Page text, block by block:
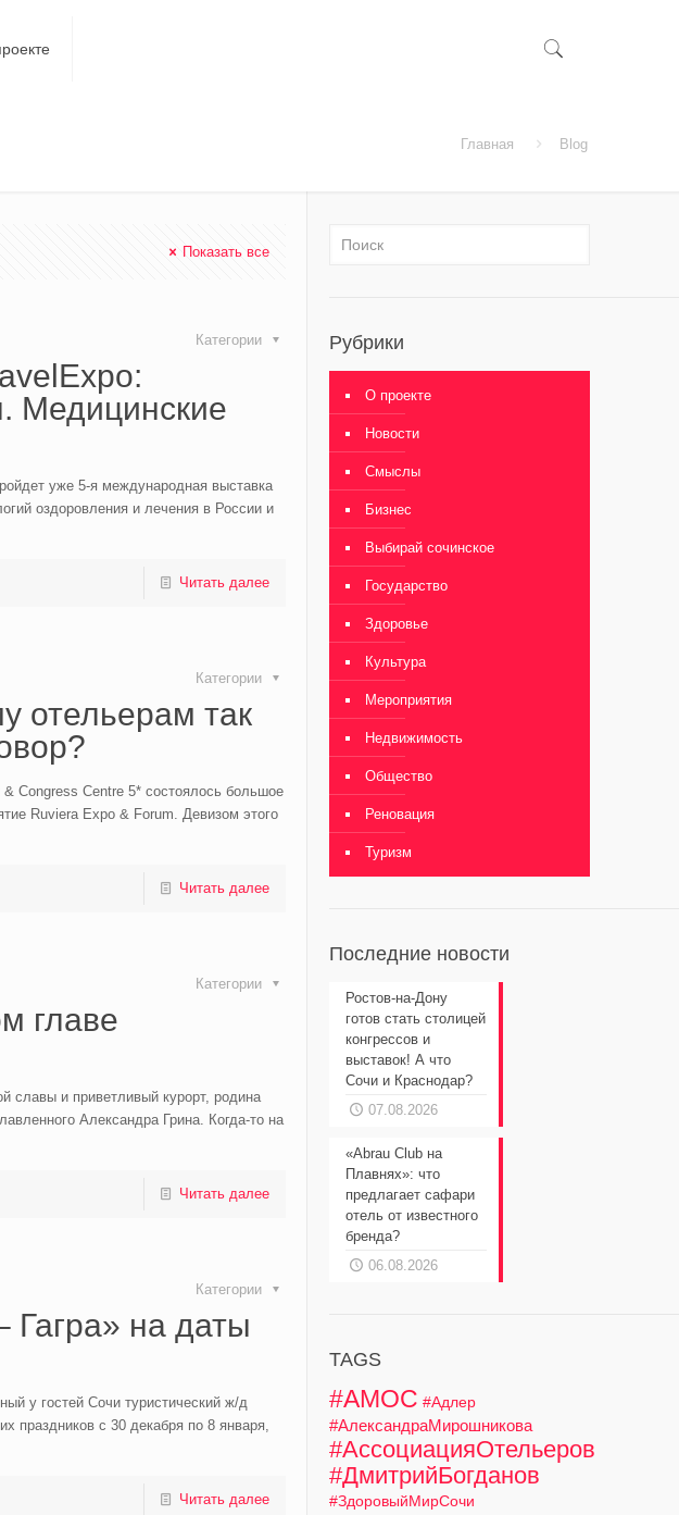
Главная Blog
Показать все
Категории
Медицинские
уже 5-я международная выставка
оздоровления и лечения в России и
Читать далее
Категории
отельерам так
Congress Centre 5* состоялось большое
Ruviera Expo & Forum. Девизом этого
Читать далее
Категории
главе
славы и приветливый курорт, родина
Александра Грина. Когда-то на
Читать далее
Категории
Гагра» на даты
у гостей Сочи туристический ж/д
праздников с 30 декабря по 8 января,
Читать далее
Рубрики
О проекте
Новости
Смыслы
Бизнес
Выбирай сочинское
Государство
Здоровье
Культура
Мероприятия
Недвижимость
Общество
Реновация
Туризм
Последние новости
Ростов-на-Дону
готов стать столицей
конгрессов и
выставок! А что
Сочи и Краснодар?
07.08.2026
«Abrau Club на
Плавнях»: что
предлагает сафари
отель от известного
бренда?
06.08.2026
TAGS
#АМОС #Адлер
#АлександраМирошникова
#АссоциацияОтельеров
#ДмитрийБогданов
#ЗдоровыйМирСочи